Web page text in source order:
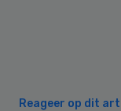
Reageer op dit